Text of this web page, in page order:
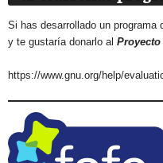
Si has desarrollado un programa
y te gustaría donarlo al Proyecto
https://www.gnu.org/help/